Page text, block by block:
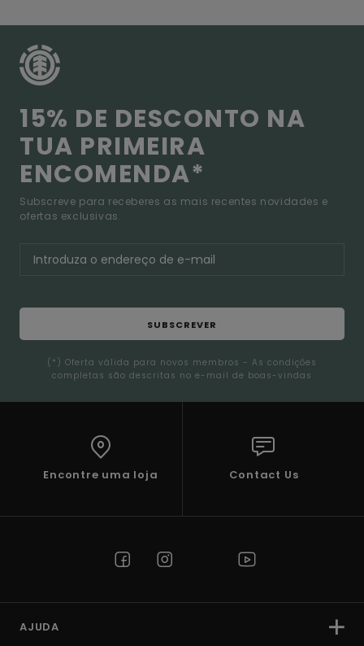
15% DE DESCONTO NA
TUA PRIMEIRA
ENCOMENDA*
Subscreve para receberes as mais recentes novidades e
ofertas exclusivas.
SUBSCREVER
(*) Oferta válida para novos membros - As condições
completas são descritas no e-mail de boas-vindas
Encontre uma loja Contact Us
AJUDA